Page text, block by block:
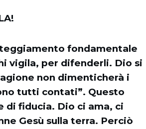
fondamentale
vigila, per difenderli. Dio si
non dimenticherà i
tutti contati”. Questo
di fiducia. Dio ci ama, ci
Gesù sulla terra. Perciò